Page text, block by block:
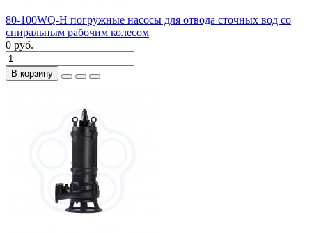
80-100WQ-H погружные насосы для отвода сточных вод со
спиральным рабочим колесом
0 руб.
В корзину